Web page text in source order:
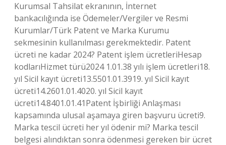
Kurumsal Tahsilat ekranının, İnternet
bankacılığında ise Ödemeler/Vergiler ve Resmi
Kurumlar/Türk Patent ve Marka Kurumu
sekmesinin kullanılması gerekmektedir. Patent
ücreti ne kadar 2024? Patent işlem ücretleriHesap
kodlarıHizmet türü2024 1.01.38 yılı işlem ücretleri18.
yıl Sicil kayıt ücreti13.5501.01.3919. yıl Sicil kayıt
ücreti14.2601.01.4020. yıl Sicil kayıt
ücreti14.8401.01.41Patent İşbirliği Anlaşması
kapsamında ulusal aşamaya giren başvuru ücreti9.
Marka tescil ücreti her yıl ödenir mi? Marka tescil
belgesi alındıktan sonra ödenmesi gereken bir ücret